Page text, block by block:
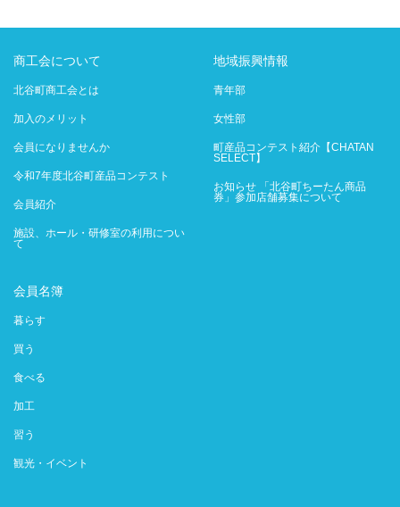
商工会について
北谷町商工会とは
加入のメリット
会員になりませんか
令和7年度北谷町産品コンテスト
会員紹介
施設、ホール・研修室の利用につい
て
地域振興情報
青年部
女性部
町産品コンテスト紹介【CHATAN
SELECT】
お知らせ 「北谷町ちーたん商品
券」参加店舗募集について
会員名簿
暮らす
買う
食べる
加工
習う
観光・イベント